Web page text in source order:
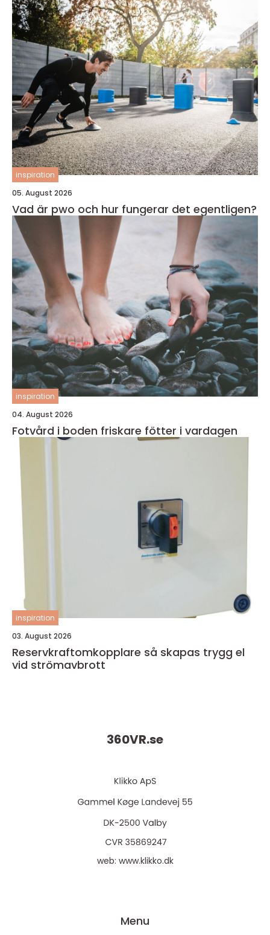
inspiration
05. August 2026
Vad är pwo och hur fungerar det egentligen?
inspiration
04. August 2026
Fotvård i boden friskare fötter i vardagen
inspiration
03. August 2026
Reservkraftomkopplare så skapas trygg el
vid strömavbrott
360VR.se
web: www.klikko.dk
Menu